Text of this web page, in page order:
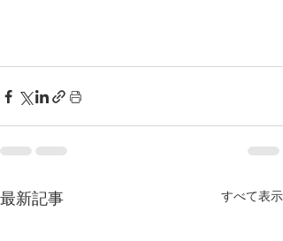
最新記事 すべて表示